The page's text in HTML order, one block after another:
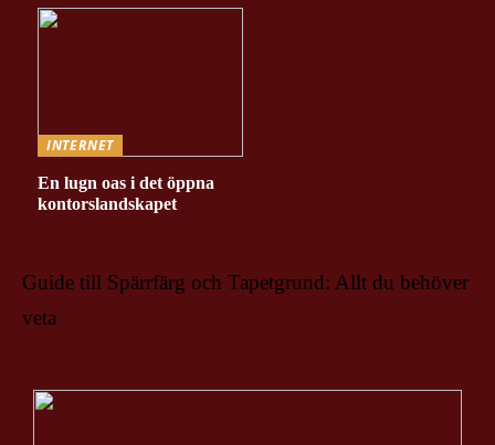
INTERNET
En lugn oas i det öppna
kontorslandskapet
Guide till Spärrfärg och Tapetgrund: Allt du behöver
veta